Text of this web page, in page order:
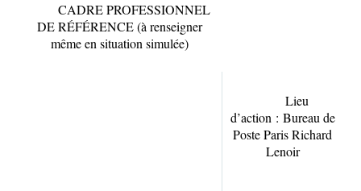
CADRE PROFESSIONNEL
DE RÉFÉRENCE (à renseigner
même en situation simulée)
Lieu
d’action : Bureau de
Poste Paris Richard
Lenoir